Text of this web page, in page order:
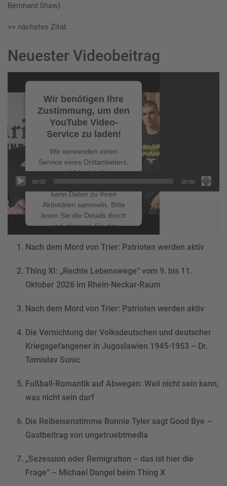
Bernhard Shaw)
>> nächstes Zitat
Neuester Videobeitrag
Player
Wir benötigen Ihre
Zustimmung, um den
YouTube Video-
Service zu laden!
Wir verwenden einen
Service eines Drittanbieters,
um Videoinhalte
einzubetten. Dieser Service
kann Daten zu Ihren
Aktivitäten sammeln. Bitte
lesen Sie die Details durch
und stimmen Sie der
Nutzung des Service zu, um
dieses Video anzusehen.
Mehr Informationen
Consent Management
&
00:00 00:00
NEUESTE BEITRÄGE
Nach dem Mord von Trier: Patrioten werden aktiv
Thing XI: „Rechte Lebenswege“ vom 9. bis 11.
Oktober 2026 im Rhein-Neckar-Raum
Nach dem Mord von Trier: Patrioten werden aktiv
Die Vernichtung der Volksdeutschen und deutscher
Kriegsgefangener in Jugoslawien 1945-1953 – Dr.
Tomislav Sunic
Fußball-Romantik auf Abwegen: Weil nicht sein kann,
was nicht sein darf
Die Reibeisenstimme Bonnie Tyler sagt Good Bye –
Gastbeitrag von ungetruebtmedia
„Sezession oder Remigration – das ist hier die
Frage“ – Michael Dangel beim Thing X